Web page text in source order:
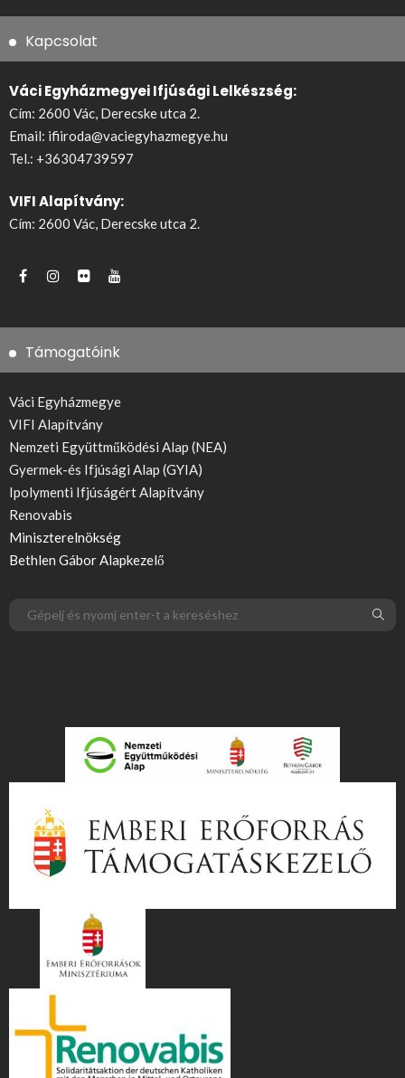
Kapcsolat
Váci Egyházmegyei Ifjúsági Lelkészség:
Cím: 2600 Vác, Derecske utca 2.
Email: ifiiroda@vaciegyhazmegye.hu
Tel.: +36304739597
VIFI Alapítvány:
Cím: 2600 Vác, Derecske utca 2.
Támogatóink
Váci Egyházmegye
VIFI Alapítvány
Nemzeti Együttműködési Alap (NEA)
Gyermek-és Ifjúsági Alap (GYIA)
Ipolymenti Ifjúságért Alapítvány
Renovabis
Miniszterelnökség
Bethlen Gábor Alapkezelő